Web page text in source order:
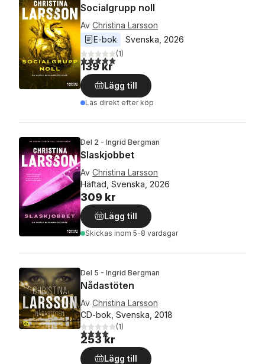
Socialgrupp noll
Av Christina Larsson
E-bok
Svenska 2026
5,0utav 5 stjärnor. Totalt antal röster:
(1)
139 kr
Lägg till
Läs direkt efter köp
Del 2 - Ingrid Bergman
Slaskjobbet
Av Christina Larsson
Häftad, Svenska, 2026
309 kr
Lägg till
Skickas inom 5-8 vardagar
Del 5 - Ingrid Bergman
Nådastöten
Av Christina Larsson
CD-bok, Svenska, 2018
4,0utav 5 stjärnor. Totalt antal röster:
(1)
253 kr
Lägg till